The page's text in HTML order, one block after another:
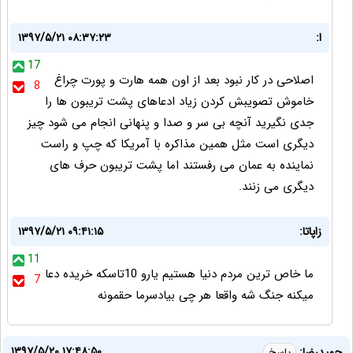
ا:
۱۳۹۷/۵/۲۱ ۰۸:۳۷:۲۳
17
8
اصلاحی در کار نبود بعد از اون همه هارت و پورت چراغ
خاموش تصویبش کردن زیاد ادعاهای پشت تریبون ها را
جدی نگیرید آنچه بی سر و صدا و پنهانی انجام می شود چیز
دیگری است مثل همین مذاکره با آمریکا که چپ و راست
نماینده به عمان می رفستند اما پشت تریبون حرف های
دیگری می زنند.
زاپاتا:
۱۳۹۷/۵/۲۱ ۰۹:۴۱:۱۵
11
7 ما خاص ترین مردم دنیا هستیم یارو 10تاسکه خریده دعا
میکنه جنگ شه واقعا هر چی بیادسرما حقمونه